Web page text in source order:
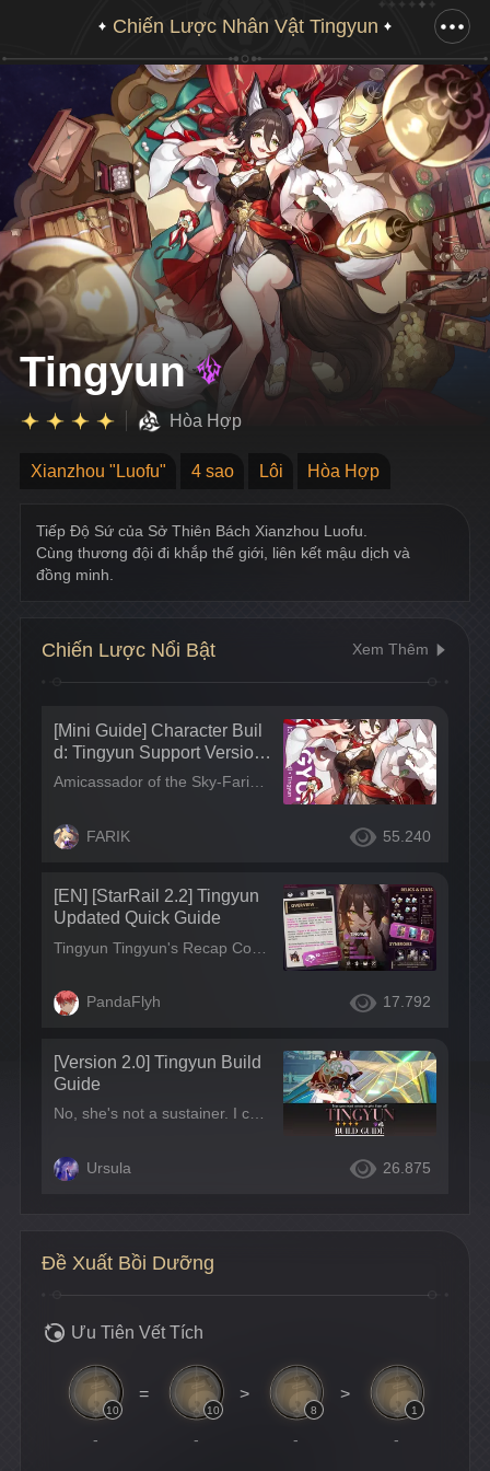
Chiến Lược Nhân Vật Tingyun
Kéo xuống để hiển thị hình vẽ hoàn chỉnh
Tingyun
Hòa Hợp
Xianzhou "Luofu" 4 sao Lôi Hòa Hợp
Tiếp Độ Sứ của Sở Thiên Bách Xianzhou Luofu.
Cùng thương đội đi khắp thế giới, liên kết mậu dịch và
đồng minh.
Chiến Lược Nổi Bật Xem Thêm
[Mini Guide] Character Buil
d: Tingyun Support Version
2.7
FARIK 55.240
[EN] [StarRail 2.2] Tingyun
Updated Quick Guide
PandaFlyh 17.792
[Version 2.0] Tingyun Build
Guide
No, she's not a sustainer. I can't understand the enemies' hatred towards her. You can also view my Instagram post: https://www.instagram.com/p/C3ktVKFL96N/?utm_source=ig_web_copy_link&igsh=MzRlODBiNWFlZA==
Ursula 26.875
Đề Xuất Bồi Dưỡng
Ưu Tiên Vết Tích
10
-
=
10
-
>
8
-
>
1
-